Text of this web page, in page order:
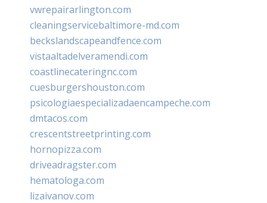
vwrepairarlington.com
cleaningservicebaltimore-md.com
beckslandscapeandfence.com
vistaaltadelveramendi.com
coastlinecateringnc.com
cuesburgershouston.com
psicologiaespecializadaencampeche.com
dmtacos.com
crescentstreetprinting.com
hornopizza.com
driveadragster.com
hematologa.com
lizaivanov.com